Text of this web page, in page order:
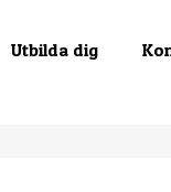
Utbilda dig